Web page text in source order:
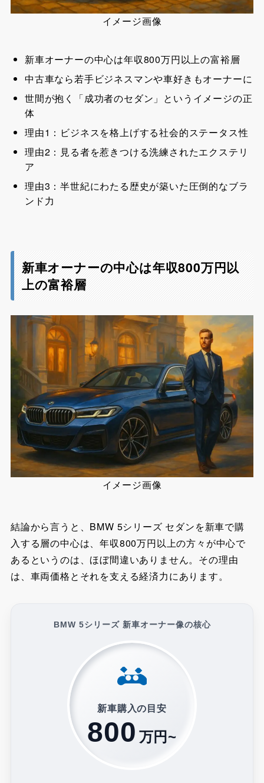
イメージ画像
新車オーナーの中心は年収800万円以上の富裕層
中古車なら若手ビジネスマンや車好きもオーナーに
世間が抱く「成功者のセダン」というイメージの正
体
理由1：ビジネスを格上げする社会的ステータス性
理由2：見る者を惹きつける洗練されたエクステリ
ア
理由3：半世紀にわたる歴史が築いた圧倒的なブラ
ンド力
新車オーナーの中心は年収800万円以
上の富裕層
イメージ画像
結論から言うと、BMW 5シリーズ セダンを新車で購
入する層の中心は、年収800万円以上の方々が中心で
あるというのは、ほぼ間違いありません。その理由
は、車両価格とそれを支える経済力にあります。
BMW 5シリーズ 新車オーナー像の核心
新車購入の目安
800 万円~